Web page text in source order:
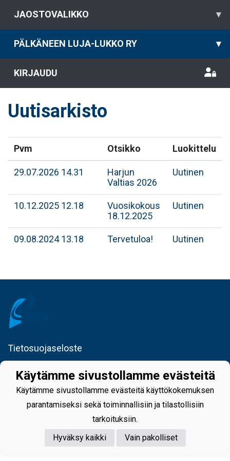
JAOSTOVALIKKO ▾
PÄLKÄNEEN LUJA-LUKKO RY ▾
KIRJAUDU
Uutisarkisto
Pvm Otsikko Luokittelu
29.07.2026 14.31
Harjun
Valtias 2026
Uutinen
10.12.2025 12.18
Vuosikokous
18.12.2025
Uutinen
09.08.2024 13.18 Tervetuloa! Uutinen
Tietosuojaseloste
Käytämme sivustollamme evästeitä
Käytämme sivustollamme evästeitä käyttökokemuksen
parantamiseksi sekä toiminnallisiin ja tilastollisiin
tarkoituksiin.
Hyväksy kaikki
Vain pakolliset